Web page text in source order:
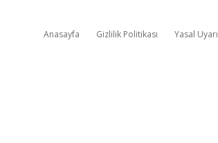
Anasayfa Gizlilik Politikası Yasal Uyarı